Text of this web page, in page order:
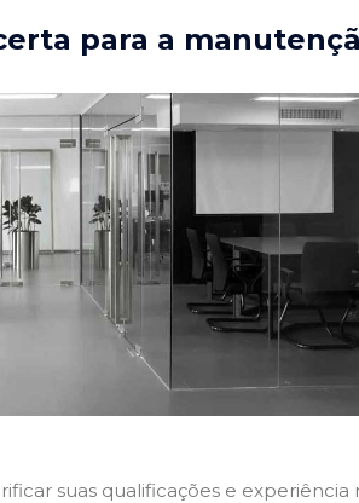
para a
suas qualificações e experiência